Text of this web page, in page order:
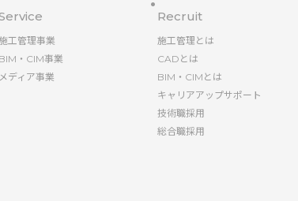
工管理事業
BIM・CIM事業
メディア事業
Recruit
施工管理とは
CADとは
BIM・CIMとは
キャリアアップサポート
技術職採用
総合職採用